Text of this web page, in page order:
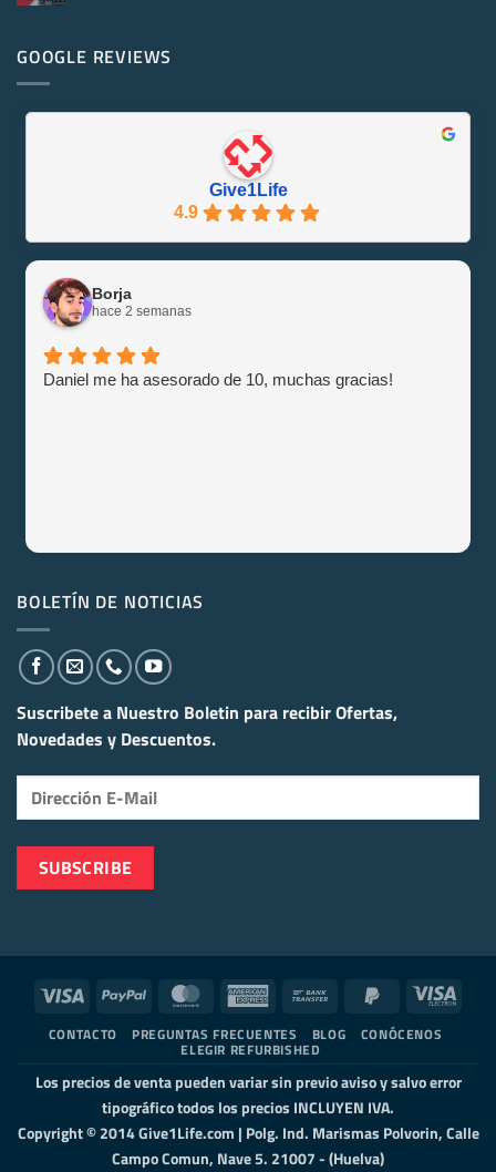
Friendly
y
Give1Life!
PowerEdge
M1000e
Información
GOOGLE REVIEWS
Give1Life
4.9
Borja
hace 2 semanas
Daniel me ha asesorado de 10, muchas gracias!
BOLETÍN DE NOTICIAS
Suscribete a Nuestro Boletin para recibirOfertas,
Novedades y Descuentos.
Visa PayPal MasterCard American
PayPal
Visa
CONTACTO PREGUNTAS FRECUENTES BLOG CONÓCENOS
ELEGIR REFURBISHED
Los precios de venta pueden variar sin previo aviso y salvo error
tipográfico todos los precios INCLUYEN IVA.
Copyright © 2014 Give1Life.com | Polg. Ind. Marismas Polvorin, Calle
Campo Comun, Nave 5. 21007 - (Huelva)